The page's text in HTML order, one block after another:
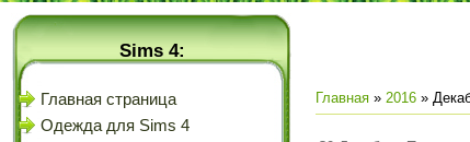
Sims 4:
Главная страница
Одежда для Sims 4
Главная » 2016 »